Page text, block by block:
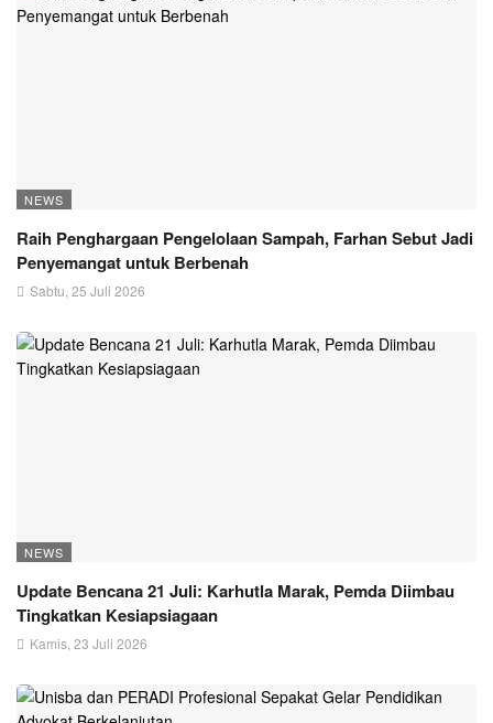
NEWS
Raih Penghargaan Pengelolaan Sampah, Farhan Sebut Jadi
Penyemangat untuk Berbenah
Sabtu, 25 Juli 2026
NEWS
Update Bencana 21 Juli: Karhutla Marak, Pemda Diimbau
Tingkatkan Kesiapsiagaan
Kamis, 23 Juli 2026